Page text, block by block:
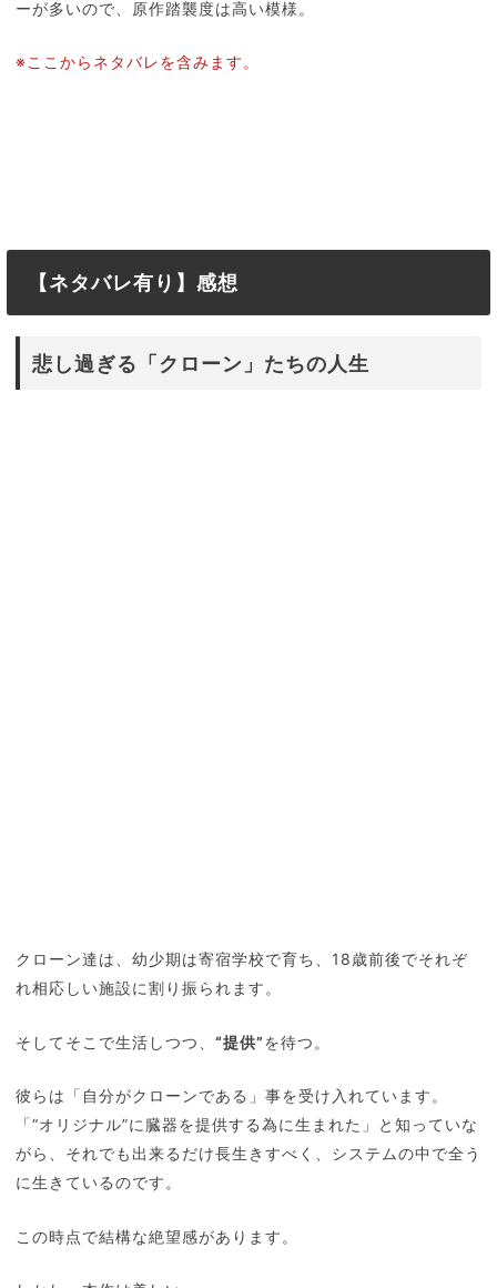
ーが多いので、原作踏襲度は高い模様。
※ここからネタバレを含みます。
【ネタバレ有り】感想
悲し過ぎる「クローン」たちの人生
クローン達は、幼少期は寄宿学校で育ち、18歳前後でそれぞ
れ相応しい施設に割り振られます。
そしてそこで生活しつつ、 “提供”を待つ。
彼らは「自分がクローンである」事を受け入れています。
「“オリジナル”に臓器を提供する為に生まれた」と知っていな
がら、それでも出来るだけ長生きすべく、システムの中で全う
に生きているのです。
この時点で結構な絶望感があります。